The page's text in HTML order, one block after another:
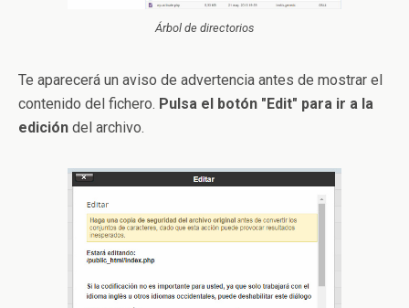
Árbol de directorios
Te aparecerá un aviso de advertencia antes de mostrar el
contenido del fichero. Pulsa el botón "Edit" para ir a la
edición del archivo.